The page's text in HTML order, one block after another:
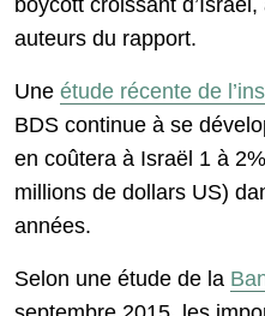
boycott croissant
auteurs du rapport.
Une étude récente de
BDS continue à se
en coûtera à Israël 1 à
millions de dollars US)
années.
Selon une étude de la